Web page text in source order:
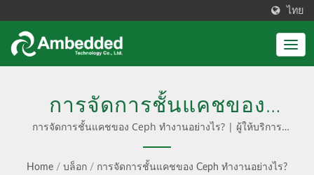
ไทย
การจัดการชั้นแคชของ
Ceph ทำงานอย่างไร? | ผู้ให้
บริการโซลูชันและบริการการ
การจัดการชั้นแคชของ Ceph ทำงานอย่างไร? | ผู้ให้บริการ
โซลูชันและบริการการจัดเก็บ Ceph ซอฟต์แวร์ Full-Stack
สำหรับ Ceph.
Home / บล็อก / การจัดการชั้นแคชของ Ceph ทำงานอย่างไร?